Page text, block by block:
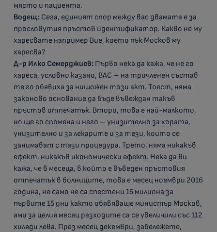
място и пациента.
Водещ: Сега, единият спор между вас двамата е за
прословутия пръстов идентификатор. Какво не му
харесвате например Вие, което пък Москов му
харесва?
Д-р Илко Семерджиев: Първо нека да кажа, че не го
хареса, условно казано, ВАС – на тричленен състав
те го обявиха за нищожен този акт. Тоест, няма
законово основание да бъде въвеждан такъв
пръстов отпечатък. Второ, това е най-малкото,
но ще го спомена и него – унизително за хората,
унизително и за лекарите и за тези, които се
занимават с тази процедура. Трето, няма никакъв
ефект, никакъв икономически ефект. Нека да ви
кажа, че в месеца, в който е въведен пръстовия
отпечатък в болниците, това е месец ноември 2016
година, не само не са спестени 15 милиона за
първите 15 дни както обявяваше министър Москов,
ами за целия месец разходите са се увеличили със 112
хиляди лева. През месец декември, забележете,